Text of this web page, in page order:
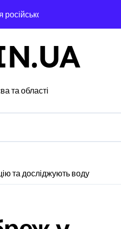
сервісу
пропонують збільшити
відновлення укладають
та області
та досліджують воду